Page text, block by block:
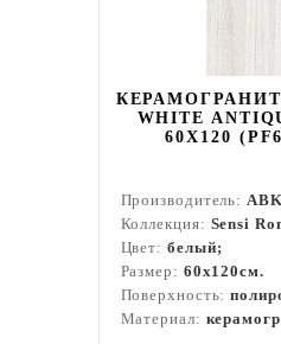
КЕРАМОГРАНИТ
WHITE
60X120
Производитель:ABK
Коллекция: Sensi
Цвет: белый;
Размер: 60x120см.
Поверхность:
Материал: